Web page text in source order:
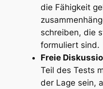
die Fähigkeit
schreiben, die
formuliert sind.
Freie
Teil des Tests
der Lage sein,